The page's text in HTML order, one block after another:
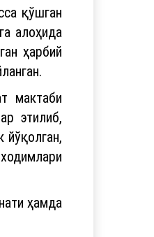
қўшган
алоҳида
ҳарбий
мактаби
этилиб,
ҳамда